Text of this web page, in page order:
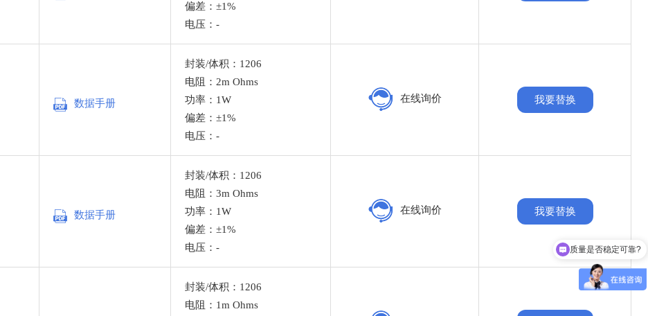
偏差：±1%
电压：-
数据手册
封装/体积：1206
电阻：2m Ohms
功率：1W
偏差：±1%
电压：-
在线询价 我要替换
数据手册
封装/体积：1206
电阻：3m Ohms
功率：1W
偏差：±1%
电压：-
在线询价 我要替换
封装/体积：1206
电阻：1m Ohms
质量是否稳定可靠?
可以免费送样测试吗?